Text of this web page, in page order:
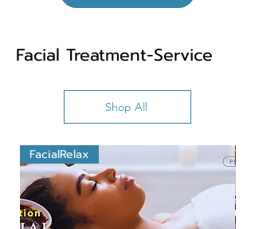
Facial Treatment-Service
Shop All
FacialRelax